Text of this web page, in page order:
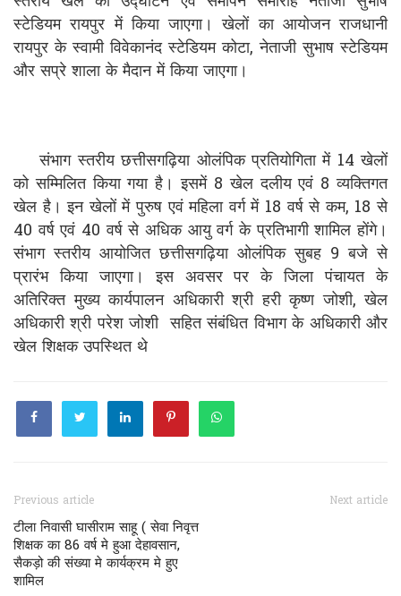
स्टेडियम रायपुर में किया जाएगा। खेलों का आयोजन राजधानी
रायपुर के स्वामी विवेकानंद स्टेडियम कोटा, नेताजी सुभाष स्टेडियम
और सप्रे शाला के मैदान में किया जाएगा।
संभाग स्तरीय छत्तीसगढ़िया ओलंपिक प्रतियोगिता में 14 खेलों
को सम्मिलित किया गया है। इसमें 8 खेल दलीय एवं 8 व्यक्तिगत
खेल है। इन खेलों में पुरुष एवं महिला वर्ग में 18 वर्ष से कम, 18 से
40 वर्ष एवं 40 वर्ष से अधिक आयु वर्ग के प्रतिभागी शामिल होंगे।
संभाग स्तरीय आयोजित छत्तीसगढ़िया ओलंपिक सुबह 9 बजे से
प्रारंभ किया जाएगा। इस अवसर पर के जिला पंचायत के
अतिरिक्त मुख्य कार्यपालन अधिकारी श्री हरी कृष्ण जोशी, खेल
अधिकारी श्री परेश जोशी सहित संबंधित विभाग के अधिकारी और
खेल शिक्षक उपस्थित थे
Previous article
टीला निवासी घासीराम साहू ( सेवा निवृत्त
शिक्षक का 86 वर्ष मे हुआ देहावसान,
सैकड़ो की संख्या मे कार्यक्रम मे हुए
शामिल
Next article